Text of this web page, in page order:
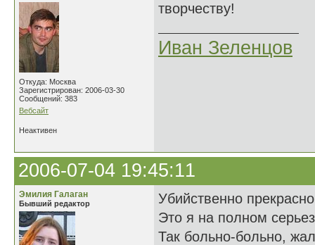
Откуда: Москва
Зарегистрирован: 2006-03-30
Сообщений: 383
Вебсайт
творчеству!
Иван Зеленцов
Неактивен
2006-07-04 19:45:11
Эмилия Галаган
Бывший редактор
Убийственно
Это я на полном
Так больно-больно,